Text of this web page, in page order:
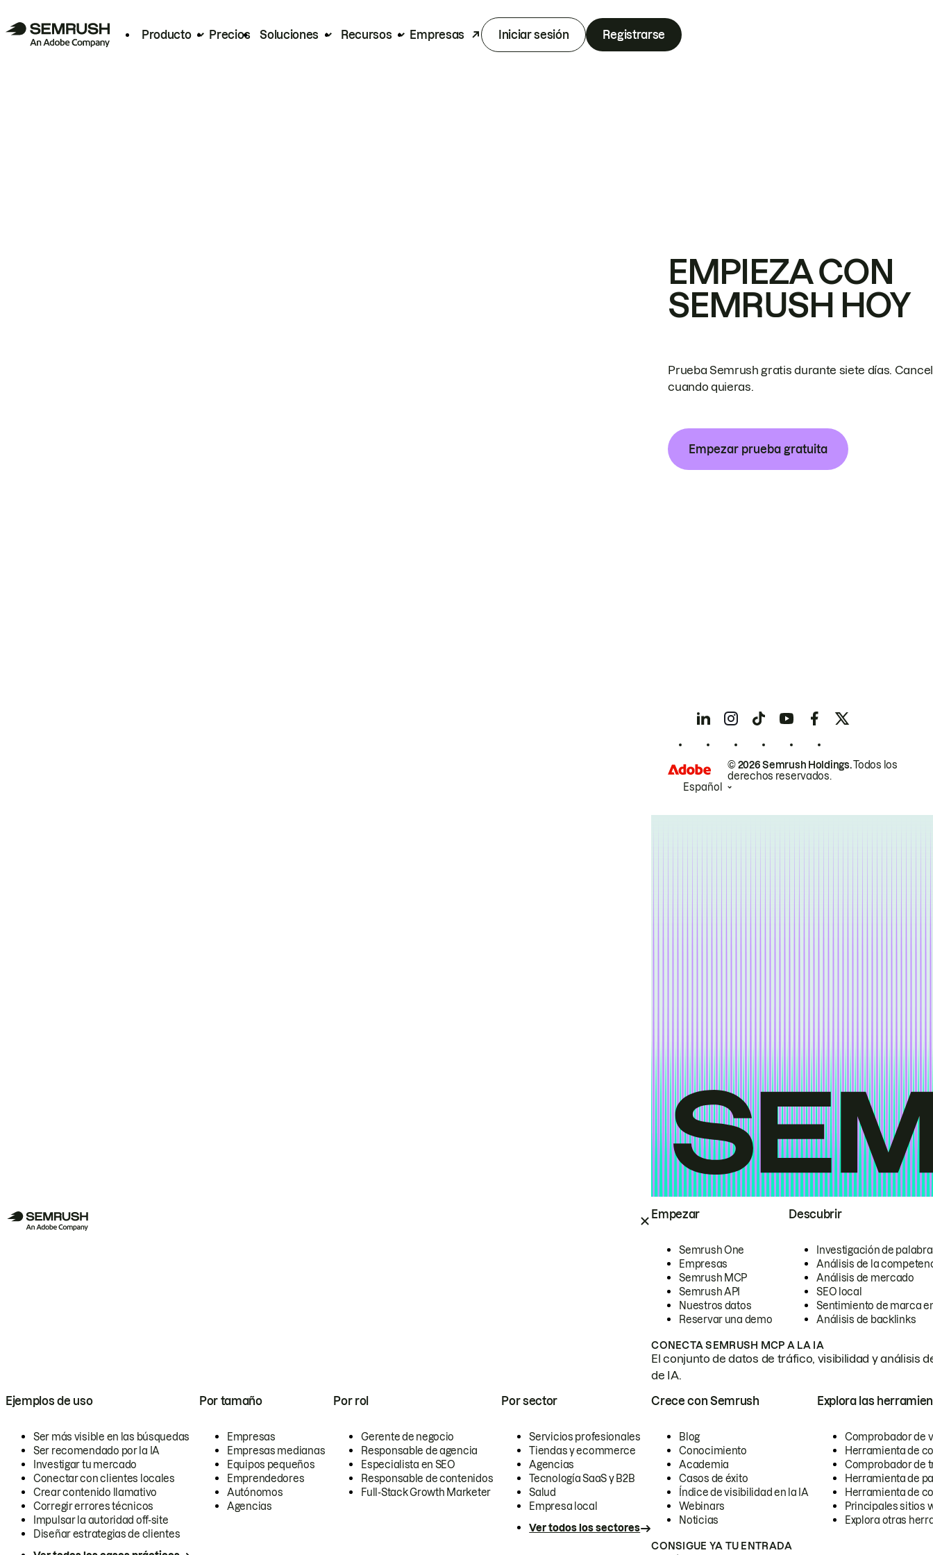
Producto Precios Soluciones Recursos Empresas Iniciar sesión Registrarse
Empezar
Semrush One
Empresas
Semrush MCP
Semrush API
Nuestros datos
Reservar una demo
Descubrir
Investigación de
Análisis de la
Análisis de mercado
SEO local
Sentimiento de marca
Análisis de backlinks
CONECTA SEMRUSH MCP A LA IA
El conjunto de datos de tráfico, visibilidad y análisis
de IA.
Ejemplos de uso
Ser más visible en las búsquedas
Ser recomendado por la IA
Investigar tu mercado
Conectar con clientes locales
Crear contenido llamativo
Corregir errores técnicos
Impulsar la autoridad off-site
Diseñar estrategias de clientes
Por tamaño
Empresas
Empresas medianas
Equipos pequeños
Emprendedores
Autónomos
Agencias
Por rol
Gerente de negocio
Responsable de agencia
Especialista en SEO
Responsable de contenidos
Full-Stack Growth Marketer
Por sector
Servicios profesionales
Tiendas y ecommerce
Agencias
Tecnología SaaS y B2B
Salud
Empresa local
Ver todos los sectores
Crece con Semrush
Blog
Conocimiento
Academia
Casos de éxito
Índice de visibilidad en la IA
Webinars
Noticias
Explora las
Comprobador de
Herramienta de
Comprobador de
Herramienta de
Herramienta de
Principales sitios
Explora otras
CONSIGUE YA TU ENTRADA
EMPIEZA CON
SEMRUSH HOY
Prueba Semrush gratis durante siete días.
cuando quieras.
Empezar prueba gratuita
© 2026 Semrush Holdings.Todos los
derechos reservados.
Español